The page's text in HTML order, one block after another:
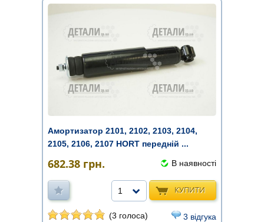
Амортизатор 2101, 2102, 2103, 2104,
2105, 2106, 2107 HORT передній ...
682.38 грн. В наявності
КУПИТИ
1
(3 голоса) 3 відгука